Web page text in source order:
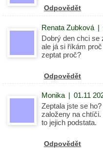
Odpovědět
Renata Zubková |
Dobrý den chci se
ale já si říkám
zeptat proč?
Odpovědět
Monika | 01.11
Zeptala jste se
založeny na
to jejich podstata.
Odpovědět